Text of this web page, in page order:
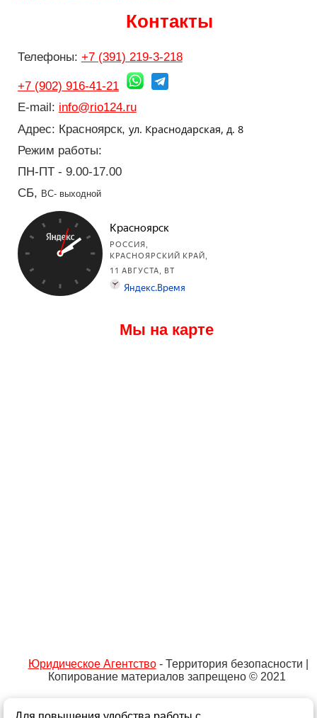
Контакты
Телефоны: +7 (391) 219-3-218
+7 (902) 916-41-21
E-mail: info@rio124.ru
Адрес: Красноярск, ул. Краснодарская, д. 8
Режим работы:
ПН-ПТ - 9.00-17.00
СБ, ВС- выходной
Мы на карте
Юридическое Агентство- Территория безопасности |
Копирование материалов запрещено © 2021